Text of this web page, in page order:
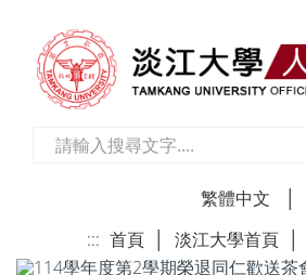
繁體中文
::: 首頁 淡江大學首頁